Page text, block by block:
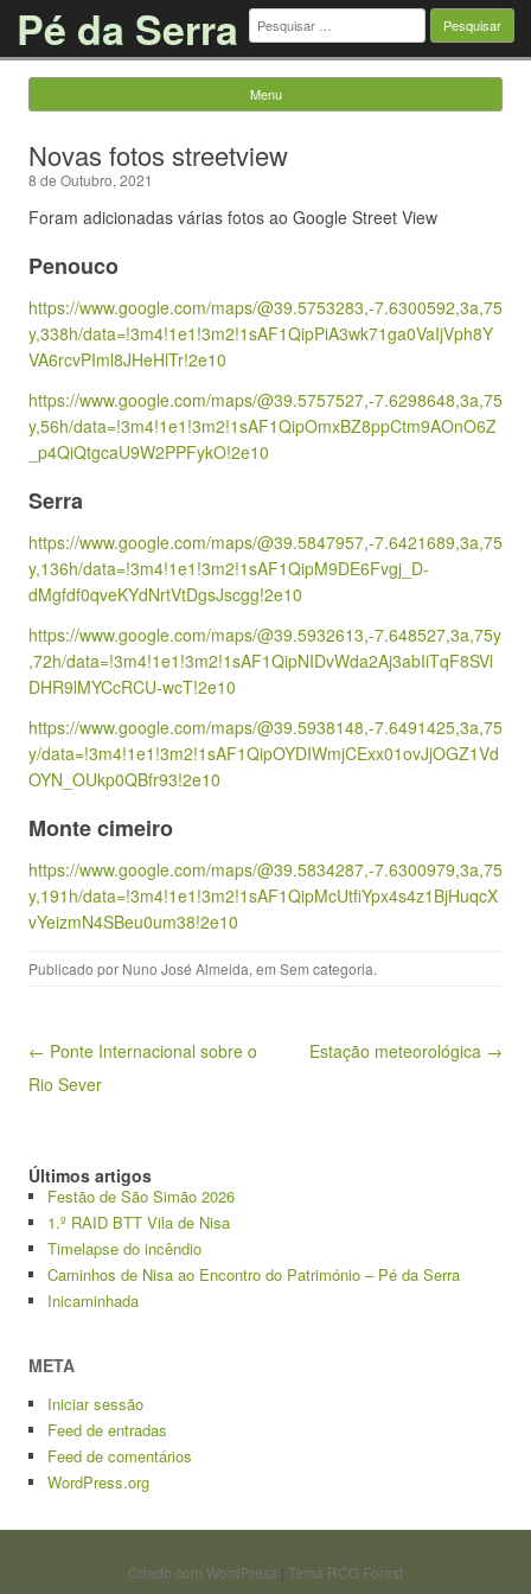
Pé da Serra Pesquisar
por:
Menu
Novas fotos streetview
8 de Outubro, 2021
Foram adicionadas várias fotos ao Google Street View
Penouco
https://www.google.com/maps/@39.5753283,-7.6300592,3a,75
y,338h/data=!3m4!1e1!3m2!1sAF1QipPiA3wk71ga0VaIjVph8Y
VA6rcvPIml8JHeHlTr!2e10
https://www.google.com/maps/@39.5757527,-7.6298648,3a,75
y,56h/data=!3m4!1e1!3m2!1sAF1QipOmxBZ8ppCtm9AOnO6Z
_p4QiQtgcaU9W2PPFykO!2e10
Serra
https://www.google.com/maps/@39.5847957,-7.6421689,3a,75
y,136h/data=!3m4!1e1!3m2!1sAF1QipM9DE6Fvgj_D-
dMgfdf0qveKYdNrtVtDgsJscgg!2e10
https://www.google.com/maps/@39.5932613,-7.648527,3a,75y
,72h/data=!3m4!1e1!3m2!1sAF1QipNIDvWda2Aj3abIiTqF8SVl
DHR9lMYCcRCU-wcT!2e10
https://www.google.com/maps/@39.5938148,-7.6491425,3a,75
y/data=!3m4!1e1!3m2!1sAF1QipOYDIWmjCExx01ovJjOGZ1Vd
OYN_OUkp0QBfr93!2e10
Monte cimeiro
https://www.google.com/maps/@39.5834287,-7.6300979,3a,75
y,191h/data=!3m4!1e1!3m2!1sAF1QipMcUtfiYpx4s4z1BjHuqcX
vYeizmN4SBeu0um38!2e10
Publicado por Nuno José Almeida, em Sem categoria.
Navegação de artigos
← Ponte Internacional sobre o
Rio Sever
Estação meteorológica →
Últimos artigos
Festão de São Simão 2026
1.º RAID BTT Vila de Nisa
Timelapse do incêndio
Caminhos de Nisa ao Encontro do Património – Pé da Serra
Inicaminhada
META
Iniciar sessão
Feed de entradas
Feed de comentários
WordPress.org
Criado com WordPress | Tema RCG Forest